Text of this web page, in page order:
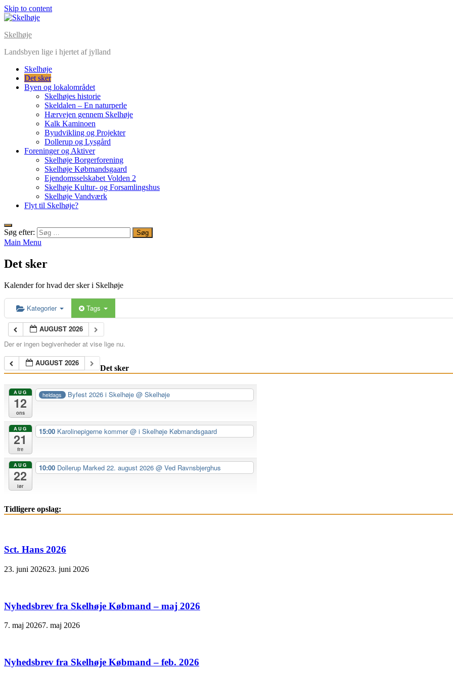
Skip to content
Skelhøje
Landsbyen lige i hjertet af jylland
Skelhøje
Det sker
Byen og lokalområdet
Skelhøjes historie
Skeldalen – En naturperle
Hærvejen gennem Skelhøje
Kalk Kaminoen
Byudvikling og Projekter
Dollerup og Lysgård
Foreninger og Aktiver
Skelhøje Borgerforening
Skelhøje Købmandsgaard
Ejendomsselskabet Volden 2
Skelhøje Kultur- og Forsamlingshus
Skelhøje Vandværk
Flyt til Skelhøje?
Søg efter:
Main Menu
Det sker
Kalender for hvad der sker i Skelhøje
Kategorier Tags
AUGUST 2026
Der er ingen begivenheder at vise lige nu.
AUGUST 2026
Det sker
AUG
12
ons
heldags Byfest 2026 i Skelhøje@ Skelhøje
AUG
21
fre
15:00 Karolinepigerne kommer@ i Skelhøje Købmandsgaard
AUG
22
lør
10:00 Dollerup Marked 22. august 2026 @ Ved Ravnsbjerghus
Tidligere opslag:
Sct. Hans 2026
23. juni 202623. juni 2026
Nyhedsbrev fra Skelhøje Købmand – maj 2026
7. maj 20267. maj 2026
Nyhedsbrev fra Skelhøje Købmand – feb. 2026